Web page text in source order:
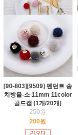
[90-803][9509] 펜던트 송
치방울-소 11mm 11color
골드캡 (1개/20개)
250원
200원